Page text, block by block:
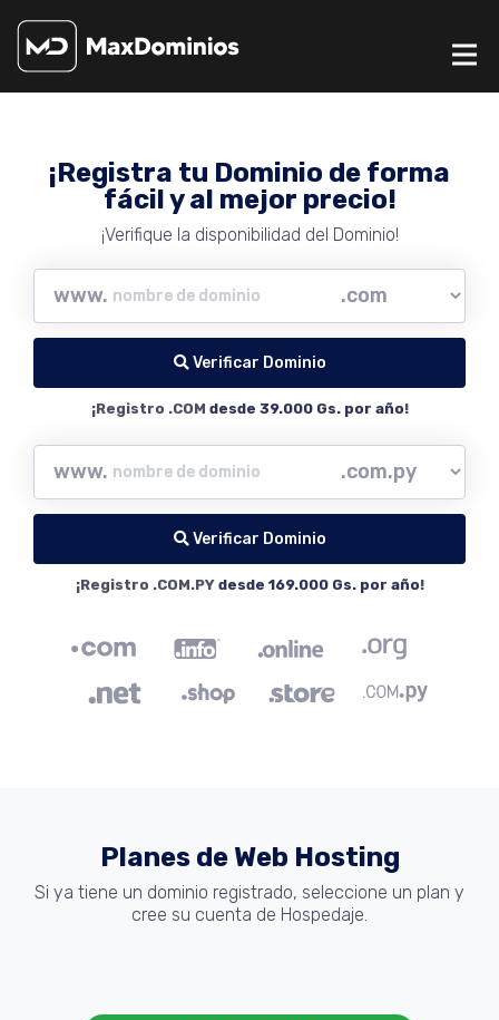
¡Registra tu Dominio de forma
fácil y al mejor precio!
¡Verifique la disponibilidad del Dominio!
www.
Verificar Dominio
¡Registro .COM desde 39.000 Gs. por año!
www.
Verificar Dominio
¡Registro .COM.PY desde 169.000 Gs. por año!
Planes de Web Hosting
Si ya tiene un dominio registrado, seleccione un plan y
cree su cuenta de Hospedaje.